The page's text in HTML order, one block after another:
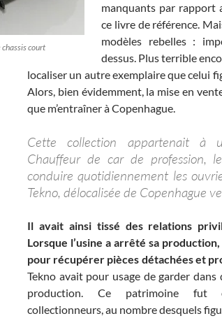
court
manquants par rapport
ce livre de référence.
modèles rebelles :
dessus. Plus terrible
localiser un autre exemplaire que celui
Alors, bien évidemment, la mise en
que m’entraîner à Copenhague.
Cette collection appartenait à
Chauffeur de car de profession,
conduire quotidiennement les
Tekno, délocalisée de Copenhague
Il avait ainsi tissé des relations
Lorsque l’usine a arrêté sa
pour récupérer pièces détachées et
Tekno avait pour usage de garder
production. Ce patrimoine fut
collectionneurs, au nombre desquels